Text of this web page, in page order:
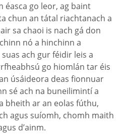
éasca go leor, ag baint
chun an tátal riachtanach a
sa chaoi is nach gá don
nó a hinchinn a
ach gur féidir leis a
go hiomlán tar éis
úsáideora deas fionnuar
sé ach na buneilimintí a
bheith ar an eolas fúthu,
agus suíomh, chomh maith
d’ainm.